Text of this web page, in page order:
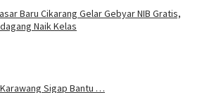
Baru Cikarang Gelar Gebyar NIB Gratis,
Naik Kelas
Sigap Bantu …